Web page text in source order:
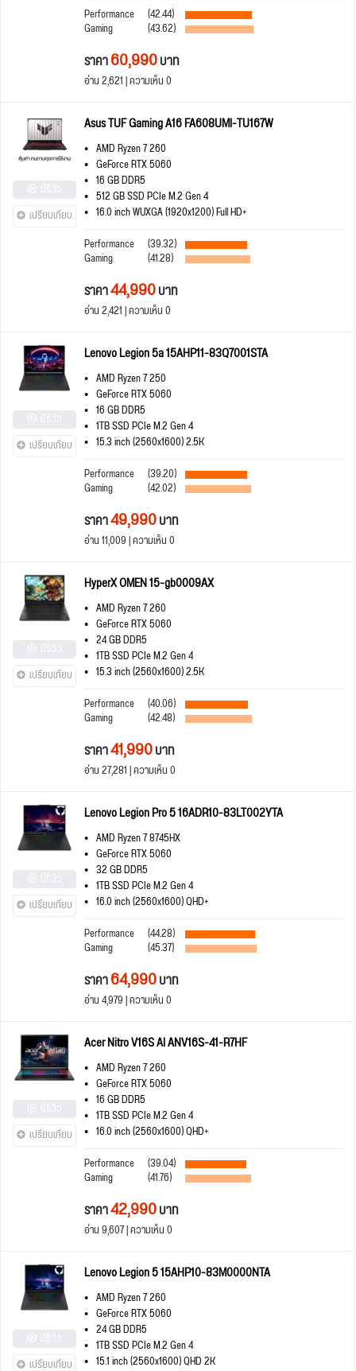
Performance
(42.44)
Gaming (43.62)
ราคา60,990บาท
อ่าน 2,621 | ความเห็น 0
เปรียบเทียบ
Asus TUF Gaming A16 FA608UMI-TU167W
AMD Ryzen 7 260
GeForce RTX 5060
16 GB DDR5
512 GB SSD PCIe M.2 Gen 4
16.0 inch WUXGA (1920x1200) Full HD+
Performance
(39.32)
Gaming (41.28)
ราคา44,990บาท
อ่าน 2,421 | ความเห็น 0
เปรียบเทียบ
Lenovo Legion 5a 15AHP11-83Q7001STA
AMD Ryzen 7 250
GeForce RTX 5060
16 GB DDR5
1TB SSD PCIe M.2 Gen 4
15.3 inch (2560x1600) 2.5K
Performance
(39.20)
Gaming (42.02)
ราคา49,990บาท
อ่าน 11,009 | ความเห็น 0
เปรียบเทียบ
HyperX OMEN 15-gb0009AX
AMD Ryzen 7 260
GeForce RTX 5060
24 GB DDR5
1TB SSD PCIe M.2 Gen 4
15.3 inch (2560x1600) 2.5K
Performance
(40.06)
Gaming (42.48)
ราคา41,990บาท
อ่าน 27,281 | ความเห็น 0
เปรียบเทียบ
Lenovo Legion Pro 5 16ADR10-83LT002YTA
AMD Ryzen 7 8745HX
GeForce RTX 5060
32 GB DDR5
1TB SSD PCIe M.2 Gen 4
16.0 inch (2560x1600) QHD+
Performance
(44.28)
Gaming (45.37)
ราคา64,990บาท
อ่าน 4,979 | ความเห็น 0
เปรียบเทียบ
Acer Nitro V16S AI ANV16S-41-R7HF
AMD Ryzen 7 260
GeForce RTX 5060
16 GB DDR5
1TB SSD PCIe M.2 Gen 4
16.0 inch (2560x1600) QHD+
Performance
(39.04)
Gaming (41.76)
ราคา42,990บาท
อ่าน 9,607 | ความเห็น 0
เปรียบเทียบ
Lenovo Legion 5 15AHP10-83M0000NTA
AMD Ryzen 7 260
GeForce RTX 5060
24 GB DDR5
1TB SSD PCIe M.2 Gen 4
15.1 inch (2560x1600) QHD 2K